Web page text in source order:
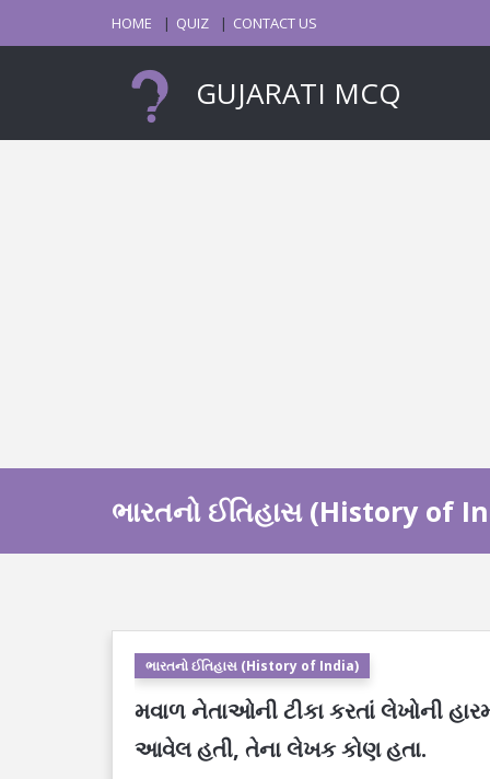
HOME QUIZ CONTACT US
GUJARATI MCQ
ભારતનો ઈતિહાસ (History of
ભારતનો ઈતિહાસ (History of India)
મવાળ નેતાઓની ટીકા કરતાં લેખોની
આવેલ હતી, તેના લેખક કોણ હતા.